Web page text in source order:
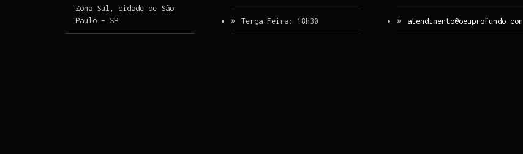
Zona Sul, cidade de São
Paulo – SP
Terça-Feira: 18h30 atendimento@oeuprofundo.com